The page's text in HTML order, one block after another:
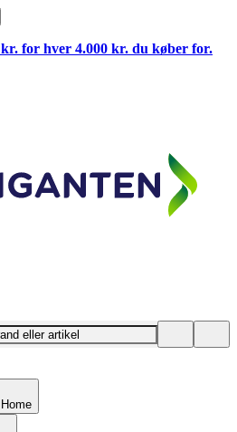
for hver 4.000 kr. du køber for.